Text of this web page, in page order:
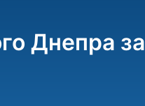
Днепра за